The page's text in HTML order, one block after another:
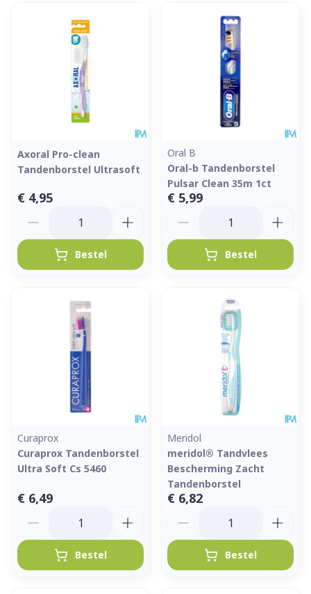
Axoral Pro-clean
Tandenborstel Ultrasoft
€ 4,95
Bestel
Oral B
Oral-b Tandenborstel
Pulsar Clean 35m 1ct
€ 5,99
Bestel
Curaprox
Curaprox Tandenborstel
Ultra Soft Cs 5460
€ 6,49
Bestel
Meridol
meridol® Tandvlees
Bescherming Zacht
Tandenborstel
€ 6,82
Bestel